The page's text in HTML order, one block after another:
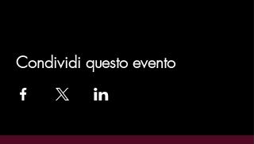
Condividi questo evento